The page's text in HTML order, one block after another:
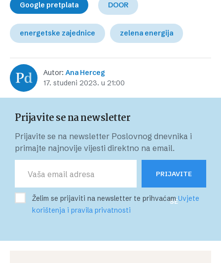
Google pretplata DOOR
energetske zajednice zelena energija
Autor:Ana Herceg
17. studeni 2023. u 21:00
Prijavite se na newsletter
Prijavite se na newsletter Poslovnog dnevnika i
primajte najnovije vijesti direktno na email.
PRIJAVITE
SE
Želim se prijaviti na newsletter te prihvaćamUvjete
korištenja i pravila privatnosti